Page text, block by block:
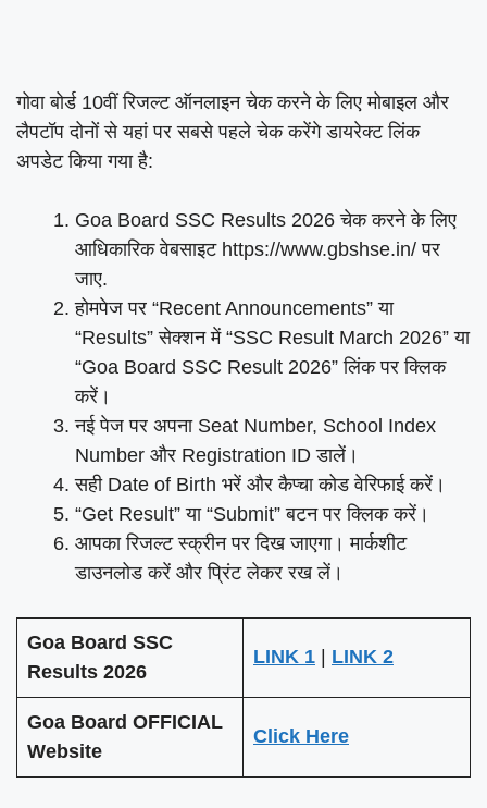
गोवा बोर्ड 10वीं रिजल्ट ऑनलाइन चेक करने के लिए मोबाइल और
लैपटॉप दोनों से यहां पर सबसे पहले चेक करेंगे डायरेक्ट लिंक
अपडेट किया गया है:
Goa Board SSC Results 2026 चेक करने के लिए
आधिकारिक वेबसाइट https://www.gbshse.in/ पर
जाए.
होमपेज पर “Recent Announcements” या
“Results” सेक्शन में “SSC Result March 2026” या
“Goa Board SSC Result 2026” लिंक पर क्लिक
करें।
नई पेज पर अपना Seat Number, School Index
Number और Registration ID डालें।
सही Date of Birth भरें और कैप्चा कोड वेरिफाई करें।
“Get Result” या “Submit” बटन पर क्लिक करें।
आपका रिजल्ट स्क्रीन पर दिख जाएगा। मार्कशीट
डाउनलोड करें और प्रिंट लेकर रख लें।
Goa Board SSC
Results 2026
LINK 1 | LINK 2
Goa Board OFFICIAL
Website
Click Here